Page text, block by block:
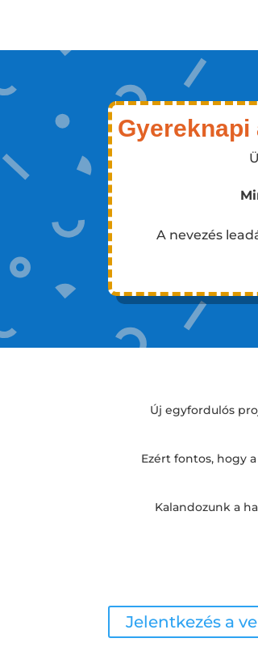
Gyereknapi
A nevezés
Új egyfordulós
Ezért fontos, hogy
Kalandozunk a
Jelentkezés a